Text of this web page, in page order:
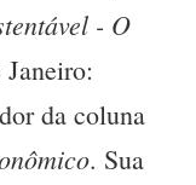
- O
da coluna
. Sua